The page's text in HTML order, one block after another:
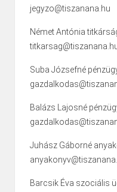
jegyzo@tiszanana.hu
Német Antónia
Suba Józsefné
Balázs Lajosné
Juhász Gáborné
Barcsik Éva szociális